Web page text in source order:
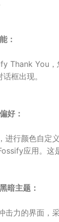
：
Thank You
框出现。
好：
进行颜色自定
应用。这
暗主题：
击力的界面，